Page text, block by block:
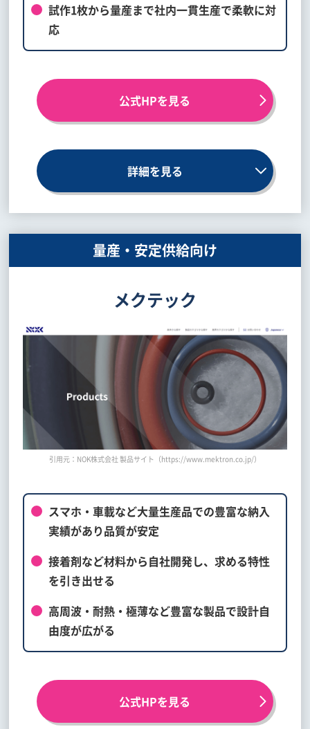
試作1枚から量産まで社内一貫生産で柔軟に対
応
公式HPを見る
詳細を見る
量産・安定供給向け
メクテック
引用元：NOK株式会社 製品サイト（https://www.mektron.co.jp/）
スマホ・車載など大量生産品での豊富な納入
実績があり品質が安定
接着剤など材料から自社開発し、求める特性
を引き出せる
高周波・耐熱・極薄など豊富な製品で設計自
由度が広がる
公式HPを見る